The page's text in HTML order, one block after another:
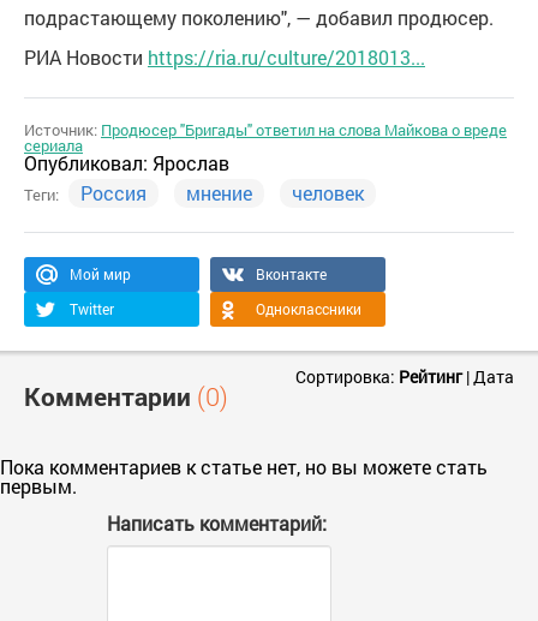
подрастающему поколению", — добавил продюсер.
РИА Новости https://ria.ru/culture/2018013...
Источник: Продюсер "Бригады" ответил на слова Майкова о вреде
сериала
Опубликовал: Ярослав
Теги: Россия мнение человек
Мой мир
Вконтакте
Twitter
Одноклассники
Комментарии (0)
Сортировка: Рейтинг|Дата
Пока комментариев к статье нет, но вы можете стать
первым.
Написать комментарий: